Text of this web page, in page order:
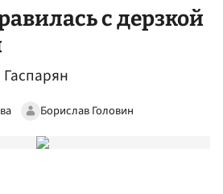
с дерзкой
Борислав Головин